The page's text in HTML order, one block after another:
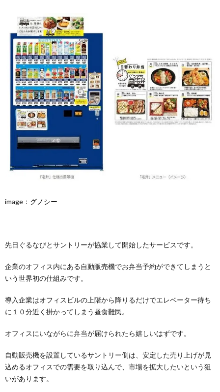
image： グノシー
先日ぐるなびとサントリーが協業して開始したサービスです。
企業のオフィス内にある自動販売機でお弁当予約ができてしまうと
いう世界初の仕組みです。
導入企業はオフィスビルの上階から降りるだけでエレベーター待ち
に１０分近く掛かってしまう昼食難民。
オフィスにいながらに弁当が届けられたら嬉しいはずです。
自動販売機を設置しているサントリー側は、安定した売り上げが見
込めるオフィスでの需要を取り込んで、市場を拡大したいという狙
いがあります。